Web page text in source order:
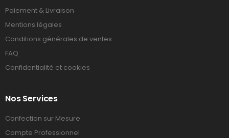
Paiement & Livraison
Mentions légales
Conditions générales de ventes
FAQ
Confidentialité et cookies
Nos Services
Confection sur Mesure
Compte Professionnel